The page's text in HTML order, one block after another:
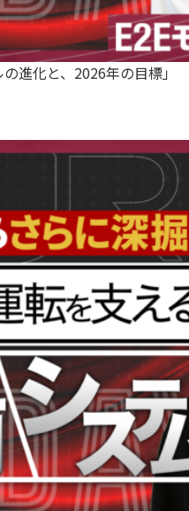
進化と、2026年の目標」